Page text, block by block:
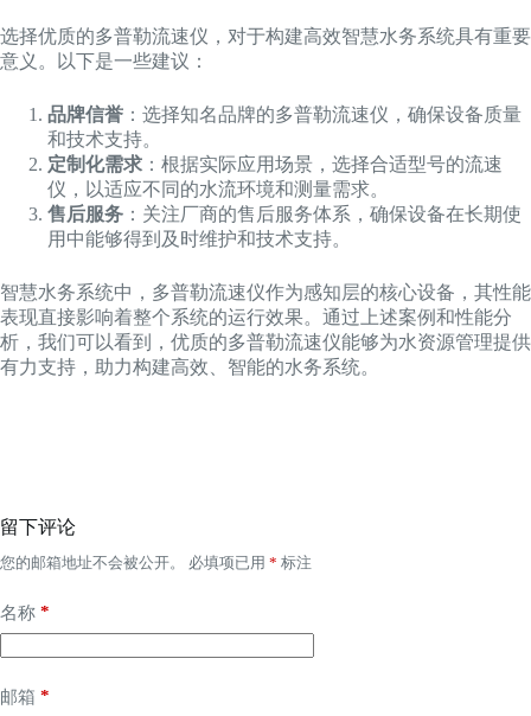
选择优质的多普勒流速仪，对于构建高效智慧水务系统具有重要
意义。以下是一些建议：
品牌信誉 ：选择知名品牌的多普勒流速仪，确保设备质量
和技术支持。
定制化需求 ：根据实际应用场景，选择合适型号的流速
仪，以适应不同的水流环境和测量需求。
售后服务 ：关注厂商的售后服务体系，确保设备在长期使
用中能够得到及时维护和技术支持。
智慧水务系统中，多普勒流速仪作为感知层的核心设备，其性能
表现直接影响着整个系统的运行效果。通过上述案例和性能分
析，我们可以看到，优质的多普勒流速仪能够为水资源管理提供
有力支持，助力构建高效、智能的水务系统。
留下评论
您的邮箱地址不会被公开。 必填项已用 * 标注
名称 *
邮箱 *